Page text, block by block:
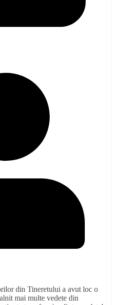
din Tineretului a avut loc o
mai multe vedete din